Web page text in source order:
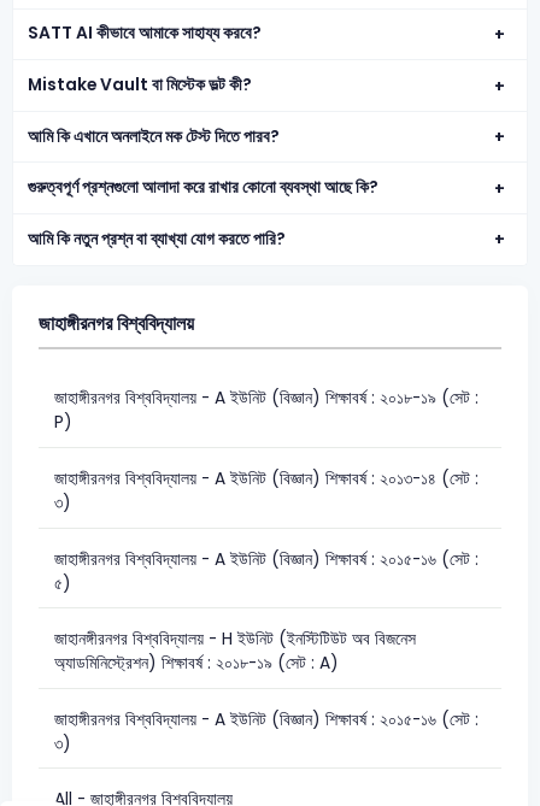
SATT AI কীভাবে আমাকে সাহায্য করবে?
Mistake Vault বা মিস্টেক ভল্ট কী?
আমি কি এখানে অনলাইনে মক টেস্ট দিতে পারব?
গুরুত্বপূর্ণ প্রশ্নগুলো আলাদা করে রাখার কোনো ব্যবস্থা আছে কি?
আমি কি নতুন প্রশ্ন বা ব্যাখ্যা যোগ করতে পারি?
জাহাঙ্গীরনগর বিশ্ববিদ্যালয়
জাহাঙ্গীরনগর বিশ্ববিদ্যালয় - A ইউনিট (বিজ্ঞান) শিক্ষাবর্ষ : ২০১৮-১৯ (সেট :
P)
জাহাঙ্গীরনগর বিশ্ববিদ্যালয় - A ইউনিট (বিজ্ঞান) শিক্ষাবর্ষ : ২০১৩-১৪ (সেট :
৩)
জাহাঙ্গীরনগর বিশ্ববিদ্যালয় - A ইউনিট (বিজ্ঞান) শিক্ষাবর্ষ : ২০১৫-১৬ (সেট :
৫)
জাহানঙ্গীরনগর বিশ্ববিদ্যালয় - H ইউনিট (ইনস্টিটিউট অব বিজনেস
অ্যাডমিনিস্ট্রেশন) শিক্ষাবর্ষ : ২০১৮-১৯ (সেট : A)
জাহাঙ্গীরনগর বিশ্ববিদ্যালয় - A ইউনিট (বিজ্ঞান) শিক্ষাবর্ষ : ২০১৫-১৬ (সেট :
৩)
All - জাহাঙ্গীরনগর বিশ্ববিদ্যালয়